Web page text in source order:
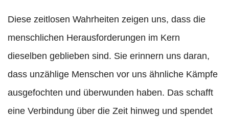
Diese zeitlosen Wahrheiten zeigen uns, dass die
menschlichen Herausforderungen im Kern
dieselben geblieben sind. Sie erinnern uns daran,
dass unzählige Menschen vor uns ähnliche Kämpfe
ausgefochten und überwunden haben. Das schafft
eine Verbindung über die Zeit hinweg und spendet